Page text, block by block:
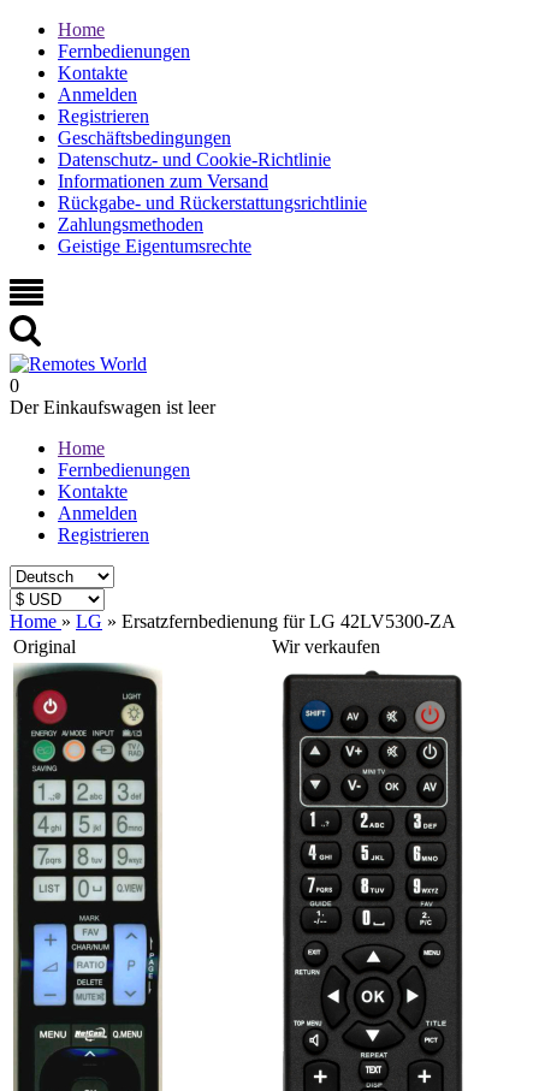
Home
Fernbedienungen
Kontakte
Anmelden
Registrieren
Geschäftsbedingungen
Datenschutz- und Cookie-Richtlinie
Informationen zum Versand
Rückgabe- und Rückerstattungsrichtlinie
Zahlungsmethoden
Geistige Eigentumsrechte
0
Der Einkaufswagen ist leer
Home
Fernbedienungen
Kontakte
Anmelden
Registrieren
Home » LG » Ersatzfernbedienung für LG 42LV5300-ZA
Original
Wir verkaufen